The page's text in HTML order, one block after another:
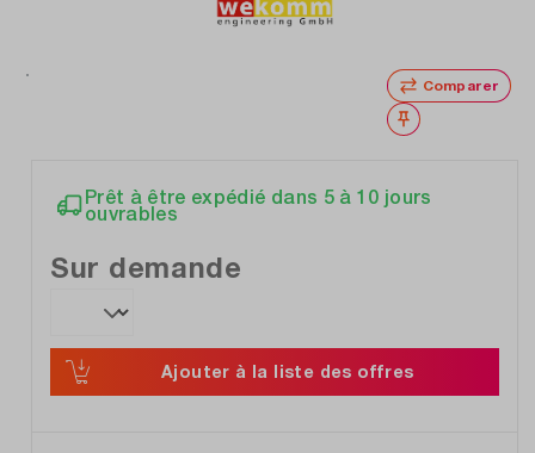
Comparer
Noter
Prêt à être expédié dans 5 à 10 jours
ouvrables
Sur demande
Ajouter à la liste des offres